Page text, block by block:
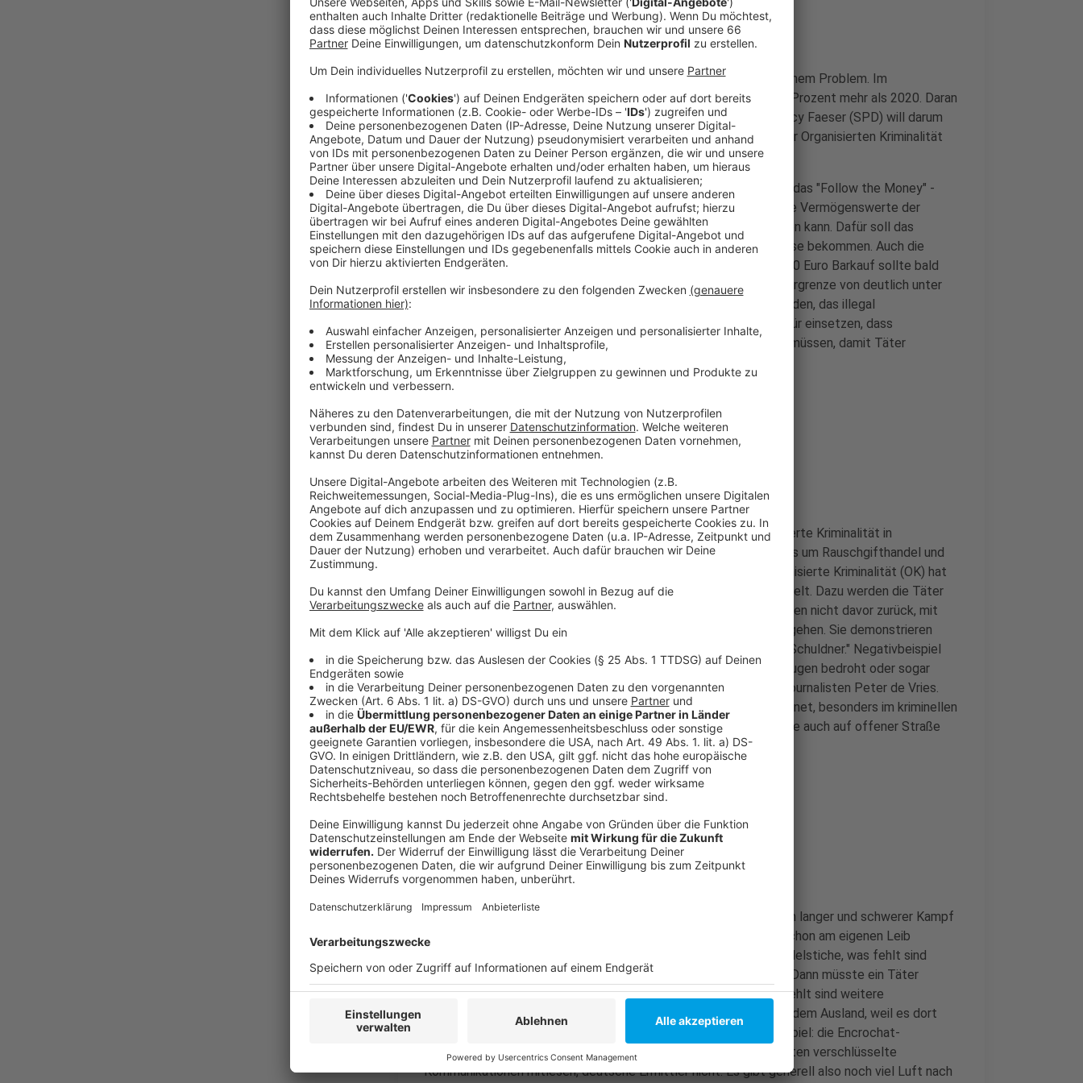
Anzeige
Die Organisierte Kriminalität in Deutschland wird zunehmend zu einem Problem. Im
vergangenen Jahr gab es 700 Ermittlungsverfahren - das sind 17 Prozent mehr als 2020. Daran
waren 7.500 Tatverdächtige beteiligt. Bundesinnenministerin Nancy Faeser (SPD) will darum
jetzt gegensteuern und hat heute ein Konzept zur Begrenzung der Organisierten Kriminalität
vorgestellt.
Ein Schwerpunkt davon ist die Finanzermittlung. Ermittler nennen das "Follow the Money" -
also folge dem Geld. Nancy Faeser will dafür sorgen, dass man die Vermögenswerte der
Organisierten Banden schneller aufdecken und dann auch einziehen kann. Dafür soll das
Bundeskriminalamt (BKA) mehr Personal und erweiterte Befugnisse bekommen. Auch die
Geldwäsche soll erschwert werden, sagt die Ministerin. "Ein 30.000 Euro Barkauf sollte bald
der Vergangenheit angehören. Ich setze mich für eine Bargeldobergrenze von deutlich unter
10.000 Euro ein." Damit soll es den Tätern schwerer gemacht werden, das illegal
erwirtschaftete Geld auszugeben. Zusätzlich will Faeser sich dafür einsetzen, dass
Telekommunikationsanbieter künftig alle IP-Adressen speichern müssen, damit Täter
identifiziert werden können.
Organisierte Kriminalität wächst jährlich
Anzeige
Es ist eine zunehmende Gefahr zu beobachten. Denn, die organisierte Kriminalität in
Deutschland nimmt rasant zu. In fast 50 Prozent der Fälle geht es um Rauschgifthandel und
Schmuggel. Das ist ein Riesengeschäft. Der Schaden durch Organisierte Kriminalität (OK) hat
sich im vergangenen Jahr auf 2,2 Milliarden Euro mehr als verdoppelt. Dazu werden die Täter
immer brutaler, sagt die Innenministerin: "OK-Gruppierungen scheuen nicht davor zurück, mit
teils drastischer Gewalt und Einschüchterung gegen Dritte vorzugehen. Sie demonstrieren
Macht nach innen und außen und beeinflussen Zeugen oder auch Schuldner." Negativbeispiel
sind da die Niederlande, wo immer wieder Staatsanwälte oder Zeugen bedroht oder sogar
ermordet werden. Beispiel der Auftragsmord an den Investigativjournalisten Peter de Vries.
Auch bei uns in Deutschland sind die Täter immer häufiger bewaffnet, besonders im kriminellen
Clanmilieu werden bewaffnete Auseinandersetzungen mittlerweile auch auf offener Straße
ausgetragen.
Anzeige
Reichen die Maßnahmen der Bundesinnenministerin?
Anzeige
Wenn es nach NRW-Innenminister Herbert Reul geht, würde es ein langer und schwerer Kampf
werden. Reul hat dies bei seinem Kampf gegen kriminelle Clans schon am eigenen Leib
erfahren dürfen. Oft reicht es bislang nur für die berüchtigten Nadelstiche, was fehlt sind
schlagkräftige Gesetze. Wie zum Beispiel die Beweislastumkehr. Dann müsste ein Täter
nachweisen, ob er sein Vermögen legal erworben hat. Was auch fehlt sind weitere
Möglichkeiten der digitalen Fahndung. Oft kommen Hinweise aus dem Ausland, weil es dort
eben weniger strenge Datenschutzgesetze gibt, als bei uns. Beispiel: die Encrochat-
Ermittlungen: Ermittler aus den Niederlanden und Frankreich konnten verschlüsselte
Kommunikationen mitlesen, deutsche Ermittler nicht. Es gibt generell also noch viel Luft nach